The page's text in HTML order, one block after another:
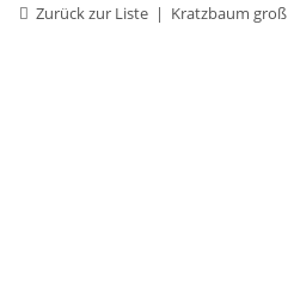
Zurück zur Liste Kratzbaum groß